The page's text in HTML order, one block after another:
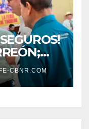
CBNR.COM